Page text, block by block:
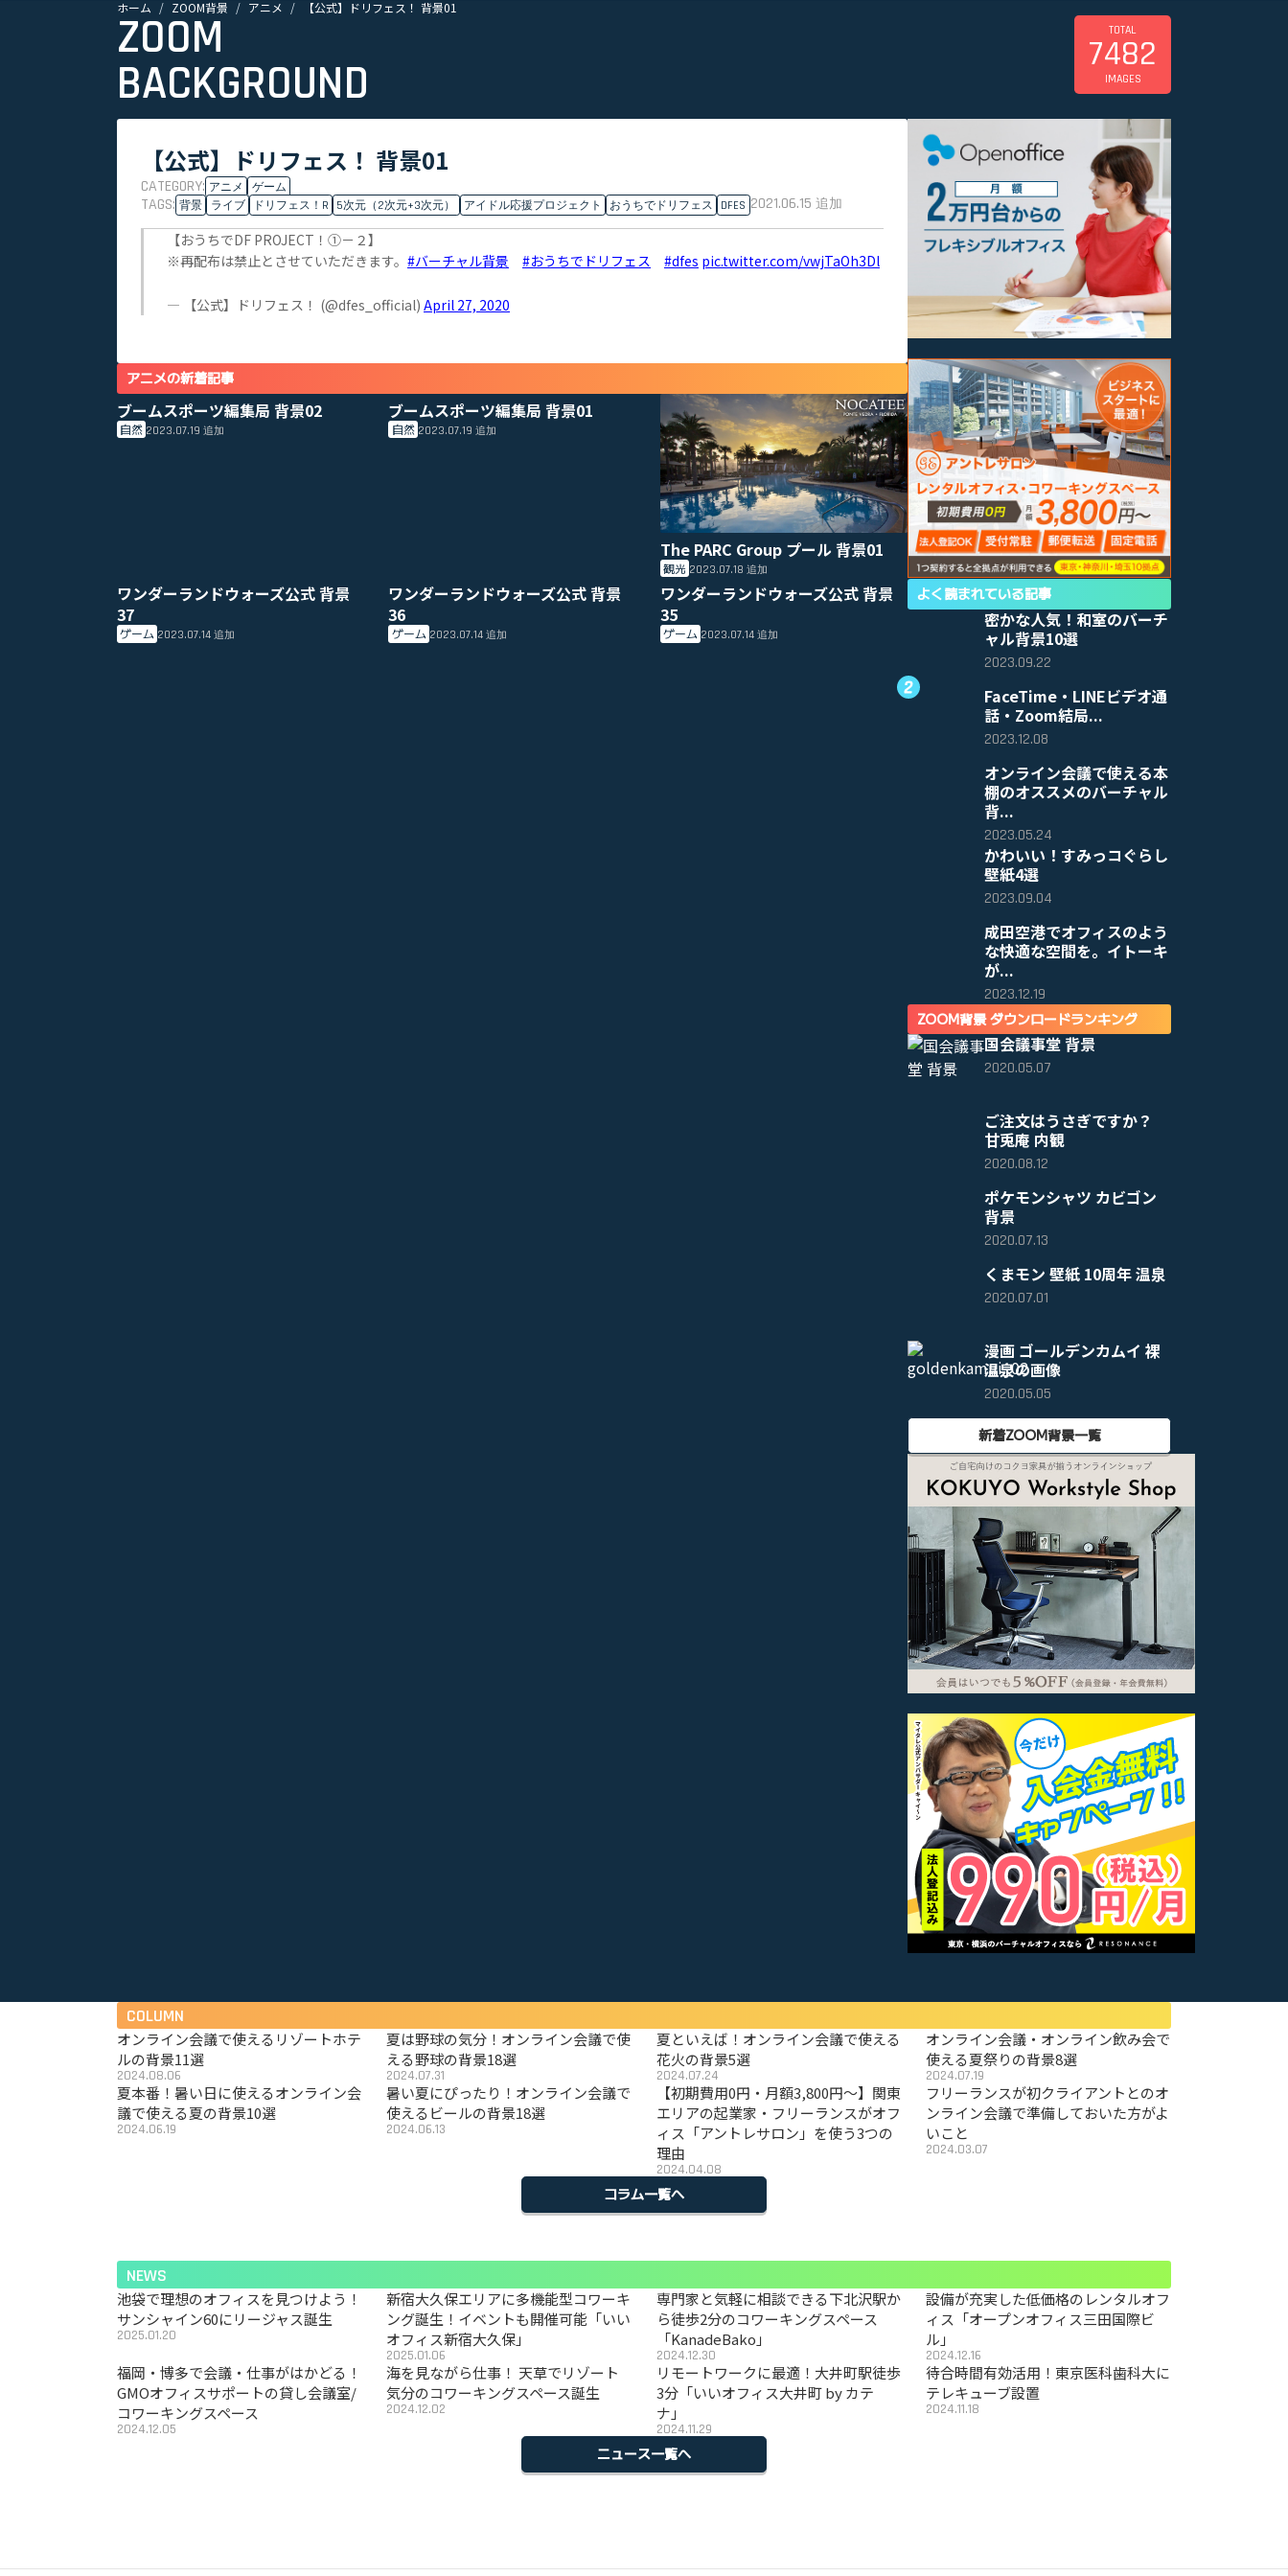
ホーム ZOOM背景 アニメ 【公式】ドリフェス！ 背景01
ZOOM
BACKGROUND
TOTAL
7482
IMAGES
【公式】ドリフェス！ 背景01
CATEGORY: アニメ ゲーム
TAGS: 背景 ライブ ドリフェス！R 5次元（2次元+3次元） アイドル応援プロジェクト おうちでドリフェス DFES 2021.06.15 追加
【おうちでDF PROJECT！①－２】
※再配布は禁止とさせていただきます。 #バーチャル背景 #おうちでドリフェス #dfes pic.twitter.com/vwjTaOh3Dl
— 【公式】ドリフェス！ (@dfes_official) April 27, 2020
アニメの新着記事
ブームスポーツ編集局 背景02
自然 2023.07.19追加
ブームスポーツ編集局 背景01
自然 2023.07.19 追加
The PARC Group プール 背景01
観光 2023.07.18追加
ワンダーランドウォーズ公式 背景
37
ゲーム 2023.07.14追加
ワンダーランドウォーズ公式 背景
36
ゲーム 2023.07.14 追加
ワンダーランドウォーズ公式 背景
35
ゲーム 2023.07.14追加
よく読まれている記事
密かな人気！和室のバーチ
ャル背景10選
2023.09.22
FaceTime・LINEビデオ通
話・Zoom結局...
2023.12.08
オンライン会議で使える本
棚のオススメのバーチャル
背...
2023.05.24
かわいい！すみっコぐらし
壁紙4選
2023.09.04
成田空港でオフィスのよう
な快適な空間を。イトーキ
が...
2023.12.19
ZOOM背景 ダウンロードランキング
国会議事堂 背景
2020.05.07
ご注文はうさぎですか？
甘兎庵 内観
2020.08.12
ポケモンシャツ カビゴン
背景
2020.07.13
くまモン 壁紙 10周年 温泉
2020.07.01
漫画 ゴールデンカムイ 裸
温泉の画像
2020.05.05
新着ZOOM背景一覧
COLUMN
オンライン会議で使えるリゾートホテ
ルの背景11選
2024.08.06
夏は野球の気分！オンライン会議で使
える野球の背景18選
2024.07.31
夏といえば！オンライン会議で使える
花火の背景5選
2024.07.24
オンライン会議・オンライン飲み会で
使える夏祭りの背景8選
2024.07.19
夏本番！暑い日に使えるオンライン会
議で使える夏の背景10選
2024.06.19
暑い夏にぴったり！オンライン会議で
使えるビールの背景18選
2024.06.13
【初期費用0円・月額3,800円〜】関東
エリアの起業家・フリーランスがオフ
ィス「アントレサロン」を使う3つの
理由
2024.04.08
フリーランスが初クライアントとのオ
ンライン会議で準備しておいた方がよ
いこと
2024.03.07
コラム一覧へ
NEWS
池袋で理想のオフィスを見つけよう！
サンシャイン60にリージャス誕生
2025.01.20
新宿大久保エリアに多機能型コワーキ
ング誕生！イベントも開催可能「いい
オフィス新宿大久保」
2025.01.06
専門家と気軽に相談できる下北沢駅か
ら徒歩2分のコワーキングスペース
「KanadeBako」
2024.12.30
設備が充実した低価格のレンタルオフ
ィス「オープンオフィス三田国際ビ
ル」
2024.12.16
福岡・博多で会議・仕事がはかどる！
GMOオフィスサポートの貸し会議室/
コワーキングスペース
2024.12.05
海を見ながら仕事！ 天草でリゾート
気分のコワーキングスペース誕生
2024.12.02
リモートワークに最適！大井町駅徒歩
3分「いいオフィス大井町 by カテ
ナ」
2024.11.29
待合時間有効活用！東京医科歯科大に
テレキューブ設置
2024.11.18
ニュース一覧へ